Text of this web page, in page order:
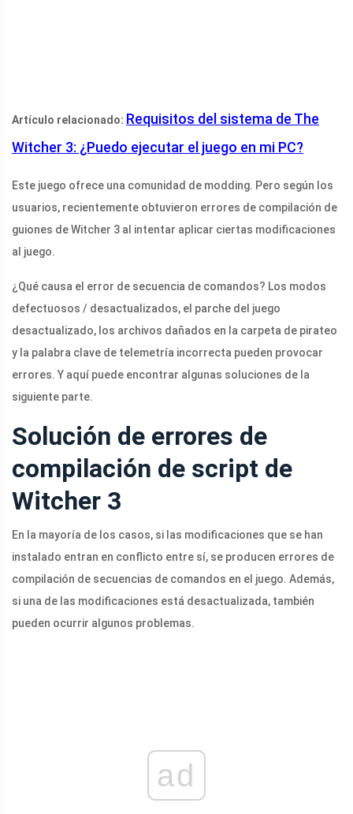
Artículo relacionado: Requisitos del sistema de The
Witcher 3: ¿Puedo ejecutar el juego en mi PC?
Este juego ofrece una comunidad de modding. Pero según los
usuarios, recientemente obtuvieron errores de compilación de
guiones de Witcher 3 al intentar aplicar ciertas modificaciones
al juego.
¿Qué causa el error de secuencia de comandos? Los modos
defectuosos / desactualizados, el parche del juego
desactualizado, los archivos dañados en la carpeta de pirateo
y la palabra clave de telemetría incorrecta pueden provocar
errores. Y aquí puede encontrar algunas soluciones de la
siguiente parte.
Solución de errores de
compilación de script de
Witcher 3
En la mayoría de los casos, si las modificaciones que se han
instalado entran en conflicto entre sí, se producen errores de
compilación de secuencias de comandos en el juego. Además,
si una de las modificaciones está desactualizada, también
pueden ocurrir algunos problemas.
ad